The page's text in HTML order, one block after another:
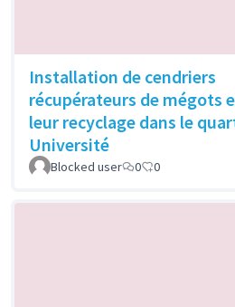
Installation de cendriers
récupérateurs de mégots
leur recyclage dans le
Université
Blocked user 0 0